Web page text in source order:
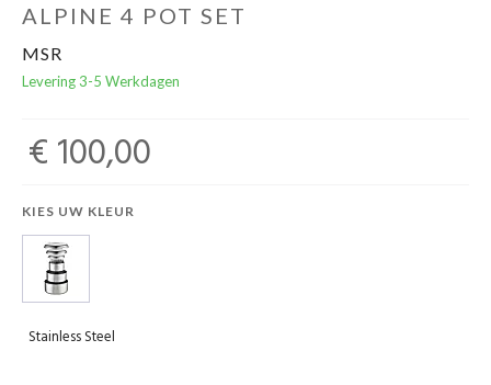
ALPINE 4 POT SET
MSR
Levering 3-5 Werkdagen
€ 100,00
KIES UW KLEUR
Stainless Steel